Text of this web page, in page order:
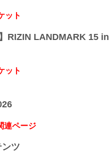
ット
RIZIN LANDMARK 15 in
ット
連ページ
ツ